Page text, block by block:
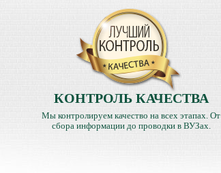
КОНТРОЛЬ КАЧЕСТВА
Мы контролируем качество на всех этапах. От
сбора информации до проводки в ВУЗах.